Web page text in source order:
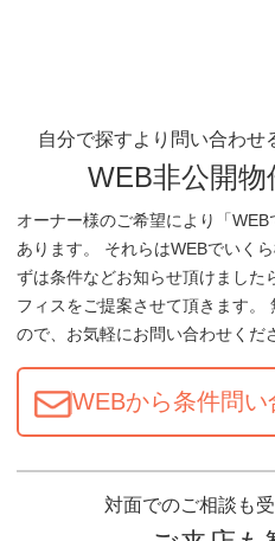
自分で探すより問い合わせ
WEB非公開
オーナー様のご希望により「
あります。 それらはWEBでいく
ずは条件などお知らせ頂けました
フィスをご提案させて頂きます。
ので、お気軽にお問い合わせくだ
WEBから条件問い
対面でのご相談も